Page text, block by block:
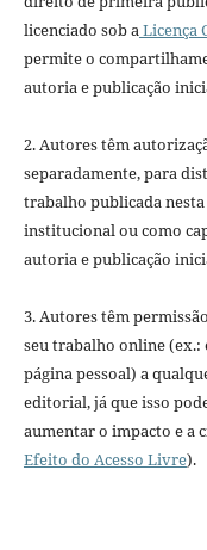
licenciado sob aLicença
permite o
autoria e publicação
2. Autores têm
separadamente, para
trabalho publicada
institucional ou como
autoria e publicação
3. Autores têm
seu trabalho online
página pessoal) a
editorial, já que isso
aumentar o impacto e a
Efeito do Acesso Livre).